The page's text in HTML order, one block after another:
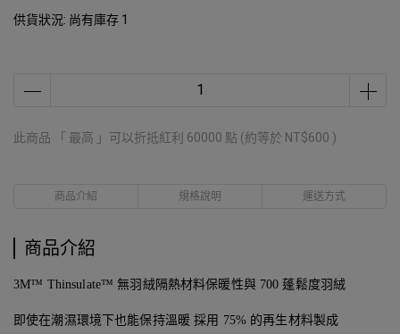
供貨狀況: 尚有庫存 1
此商品 「 最高 」可以折抵紅利 60000 點 (約等於 NT$600 )
商品介紹 規格說明 運送方式
商品介紹
3M™ Thinsulate™ 無羽絨隔熱材料保暖性與 700 蓬鬆度羽絨
即使在潮濕環境下也能保持溫暖 採用 75% 的再生材料製成